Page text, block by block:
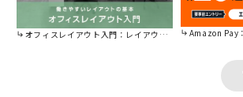
オフィスレイアウト入門：レイアウトの基本をご紹介。 Amazon Pay：いつ